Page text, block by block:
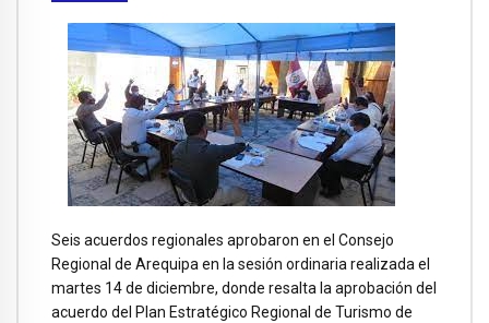
Seis acuerdos regionales aprobaron en el Consejo
Regional de Arequipa en la sesión ordinaria realizada el
martes 14 de diciembre, donde resalta la aprobación del
acuerdo del Plan Estratégico Regional de Turismo de